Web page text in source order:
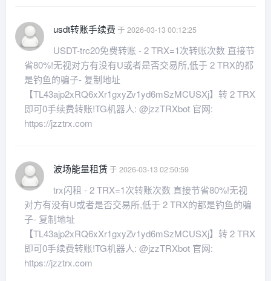
usdt转账手续费 于 2026-03-13 00:12:25
USDT-trc20免费转账 - 2 TRX=1次转账次数 直接节
省80%!无视对方有没有U或者是否交易所,低于 2 TRX的都
是钓鱼的骗子- 复制地址
【TL43ajp2xRQ6xXr1gxyZv1yd6mSzMCUSXj】转 2 TRX
即可0手续费转账!TG机器人: @jzzTRXbot 官网:
https://jzztrx.com
波场能量租赁于 2026-03-13 02:50:59
trx闪租 - 2 TRX=1次转账次数 直接节省80%!无视
对方有没有U或者是否交易所,低于 2 TRX的都是钓鱼的骗
子- 复制地址
【TL43ajp2xRQ6xXr1gxyZv1yd6mSzMCUSXj】转 2 TRX
即可0手续费转账!TG机器人: @jzzTRXbot 官网:
https://jzztrx.com